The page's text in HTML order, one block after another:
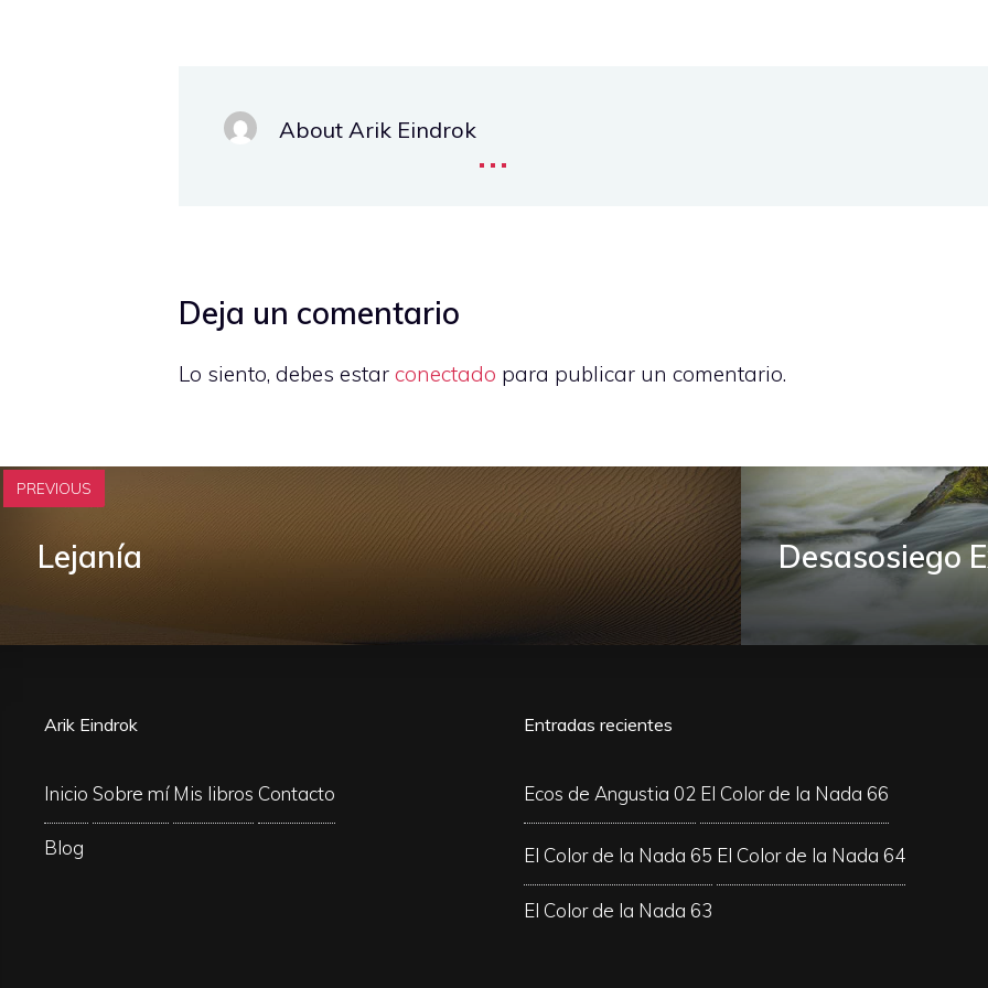
About Arik Eindrok...
Deja un comentario
Lo siento, debes estar conectado para publicar un comentario.
PREVIOUS
Lejanía Desasosiego
Arik Eindrok
Inicio Sobre mí Mis libros Contacto
Blog
Entradas recientes
Ecos de Angustia 02 El Color de la Nada 66
El Color de la Nada 65 El Color de la Nada 64
El Color de la Nada 63